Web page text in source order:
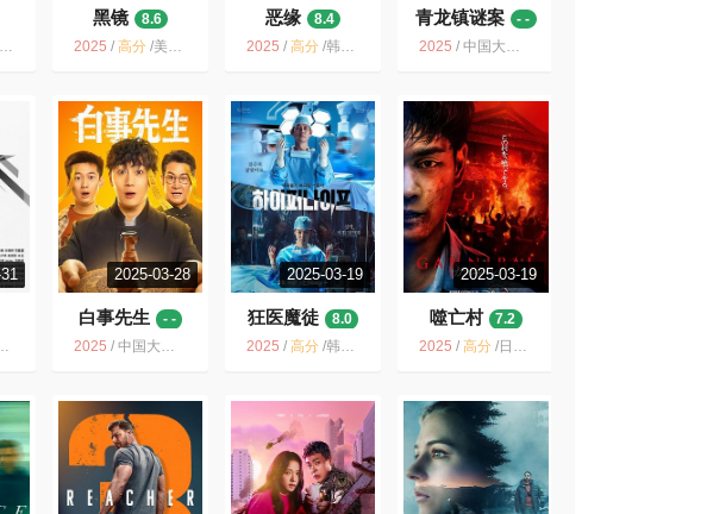
黑镜
8.6
2025 / 高分/美国 / 剧情 科幻 悬疑 惊悚 犯罪
恶缘
8.4
2025 /高分 /韩国 / 剧情 惊悚 犯罪
青龙镇谜案
- -
2025 /中国大陆 / 惊悚 恐怖 短片
2025-03-28
白事先生
- -
2025 / 中国大陆 / 悬疑 惊悚 短片
2025-03-19
狂医魔徒
8.0
2025 /高分 /韩国 / 惊悚 犯罪
2025-03-19
噬亡村
7.2
2025 /高分 / 日本 / 剧情 悬疑 惊悚 恐怖